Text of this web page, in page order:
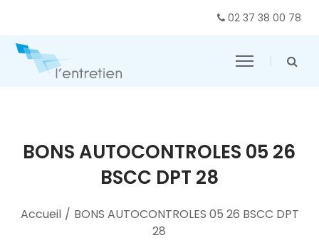
02 37 38 00 78
BONS AUTOCONTROLES 05 26
BSCC DPT 28
Accueil / BONS AUTOCONTROLES 05 26 BSCC DPT
28